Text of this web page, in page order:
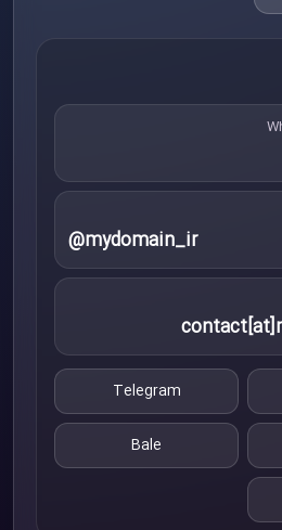
@mydomain_ir
Telegram
Bale